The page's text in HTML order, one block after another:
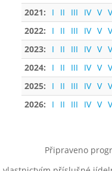
2021:
I II III IV V
2022:
I II III IV V
2023:
I II III IV V
2024:
I II III IV V
2025:
I II III IV V
2026:
I II III IV V
Připraveno